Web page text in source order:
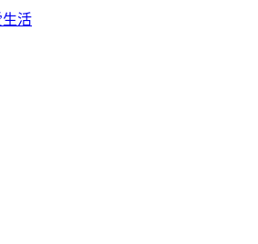
活